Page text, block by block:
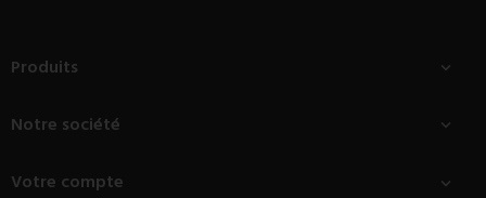
Produits 
Notre société 
Votre compte 